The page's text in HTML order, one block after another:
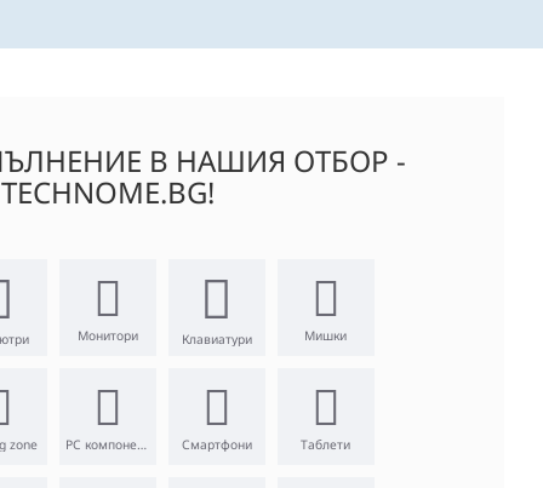
В НАШИЯ ОТБОР -
TECHNOME.BG!
Монитори Клавиатури Мишки
zone PC компоненти Смартфони Таблети